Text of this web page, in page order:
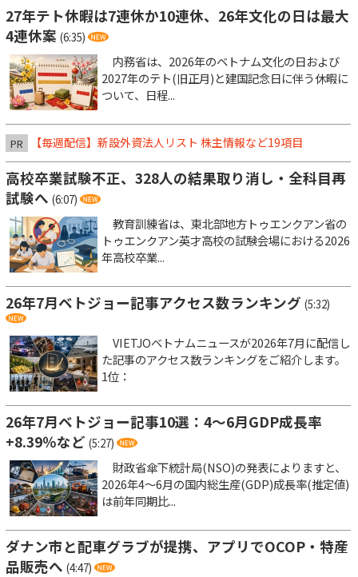
27年テト休暇は7連休か10連休、26年文化の日は最大
4連休案 (6:35)
内務省は、2026年のベトナム文化の日および
2027年のテト(旧正月)と建国記念日に伴う休暇に
ついて、日程...
PR 【毎週配信】新設外資法人リスト 株主情報など19項目
高校卒業試験不正、328人の結果取り消し・全科目再
試験へ (6:07)
教育訓練省は、東北部地方トゥエンクアン省の
トゥエンクアン英才高校の試験会場における2026
年高校卒業...
26年7月ベトジョー記事アクセス数ランキング (5:32)
VIETJOベトナムニュースが2026年7月に配信し
た記事のアクセス数ランキングをご紹介します。
1位：
26年7月ベトジョー記事10選：4～6月GDP成長率
+8.39％など (5:27)
財政省傘下統計局(NSO)の発表によりますと、
2026年4～6月の国内総生産(GDP)成長率(推定値)
は前年同期比...
ダナン市と配車グラブが提携、アプリでOCOP・特産
品販売へ (4:47)